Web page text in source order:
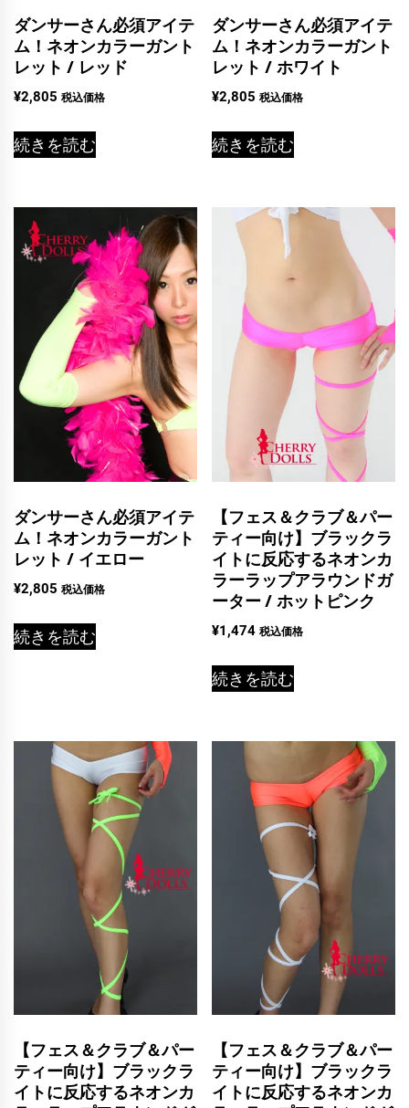
ダンサーさん必須アイテ
ム！ネオンカラーガント
レット / レッド
¥2,805 税込価格
続きを読む
ダンサーさん必須アイテ
ム！ネオンカラーガント
レット / ホワイト
¥2,805 税込価格
続きを読む
ダンサーさん必須アイテ
ム！ネオンカラーガント
レット / イエロー
¥2,805 税込価格
続きを読む
【フェス＆クラブ＆パー
ティー向け】ブラックラ
イトに反応するネオンカ
ラーラップアラウンドガ
ーター / ホットピンク
¥1,474 税込価格
続きを読む
【フェス＆クラブ＆パー
ティー向け】ブラックラ
イトに反応するネオンカ
【フェス＆クラブ＆パー
ティー向け】ブラックラ
イトに反応するネオンカ